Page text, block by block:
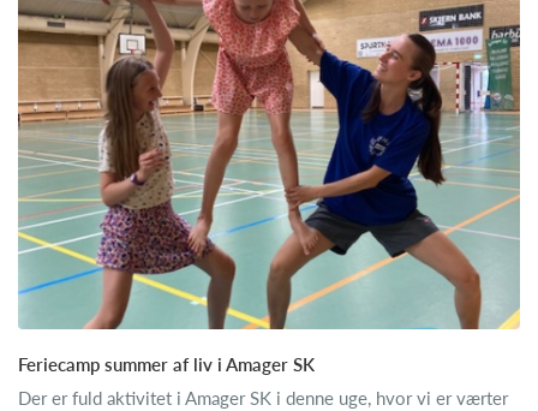
Feriecamp summer af liv i Amager SK
Der er fuld aktivitet i Amager SK i denne uge, hvor vi er værter